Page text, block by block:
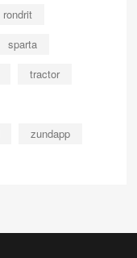
rondrit
sparta
tractor
zundapp